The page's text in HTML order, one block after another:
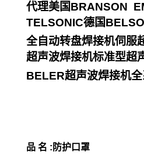
代理美国BRANSON
TELSONIC德国
全自动转盘焊接机伺服
超声波焊接机标准型超
BELER超声波焊接机
品 名 :防护口罩